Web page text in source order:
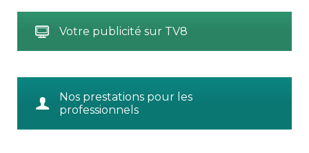
Votre publicité sur TV8
Nos prestations pour les
professionnels